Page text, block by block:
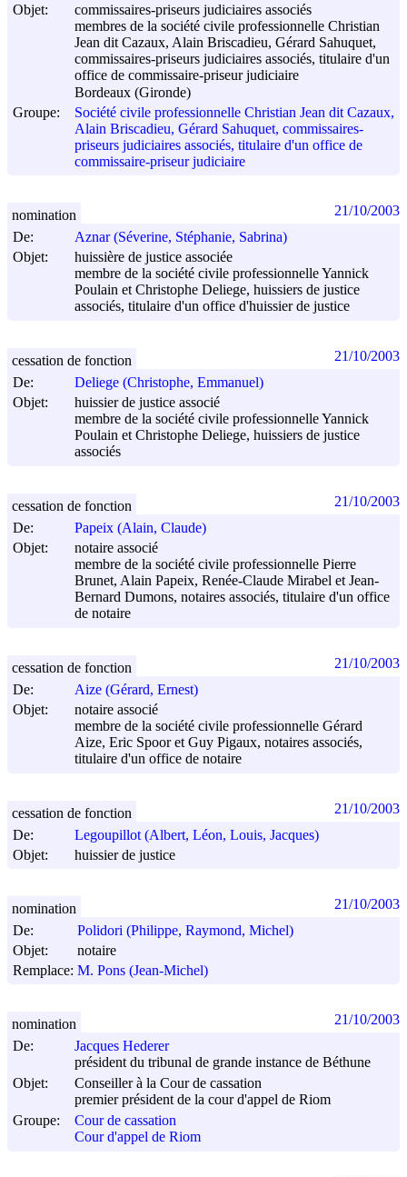
Objet:
commissaires-priseurs judiciaires associés
membres de la société civile professionnelle Christian
Jean dit Cazaux, Alain Briscadieu, Gérard Sahuquet,
commissaires-priseurs judiciaires associés, titulaire d'un
office de commissaire-priseur judiciaire
Bordeaux (Gironde)
Groupe:
Société civile professionnelle Christian Jean dit Cazaux,
Alain Briscadieu, Gérard Sahuquet, commissaires-
priseurs judiciaires associés, titulaire d'un office de
commissaire-priseur judiciaire
De:
Aznar (Séverine, Stéphanie, Sabrina)
Objet:
huissière de justice associée
membre de la société civile professionnelle Yannick
Poulain et Christophe Deliege, huissiers de justice
associés, titulaire d'un office d'huissier de justice
nomination 21/10/2003
De:
Deliege (Christophe, Emmanuel)
Objet:
huissier de justice associé
membre de la société civile professionnelle Yannick
Poulain et Christophe Deliege, huissiers de justice
associés
cessation de fonction 21/10/2003
De:
Papeix (Alain, Claude)
Objet:
notaire associé
membre de la société civile professionnelle Pierre
Brunet, Alain Papeix, Renée-Claude Mirabel et Jean-
Bernard Dumons, notaires associés, titulaire d'un office
de notaire
cessation de fonction 21/10/2003
De:
Aize (Gérard, Ernest)
Objet:
notaire associé
membre de la société civile professionnelle Gérard
Aize, Eric Spoor et Guy Pigaux, notaires associés,
titulaire d'un office de notaire
cessation de fonction 21/10/2003
De:
Legoupillot (Albert, Léon, Louis, Jacques)
Objet:
huissier de justice
cessation de fonction 21/10/2003
De:
Polidori (Philippe, Raymond, Michel)
Objet:
notaire
Remplace: M. Pons (Jean-Michel)
nomination 21/10/2003
De:
Jacques Hederer
président du tribunal de grande instance de Béthune
Objet:
Conseiller à la Cour de cassation
premier président de la cour d'appel de Riom
Groupe:
Cour de cassation
Cour d'appel de Riom
nomination 21/10/2003